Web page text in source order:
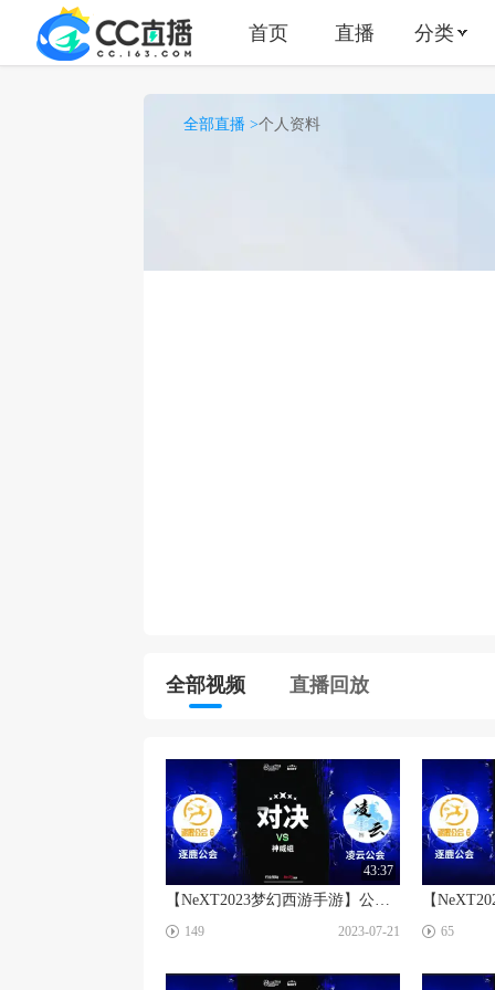
首页 直播 分类
全部直播 >个人资料
全部视频 直播回放
☑
43:37
【NeXT2023梦幻西游手游】公会精英赛 冠军赛 神威组 逐鹿公会VS凌云公会BO2
149 2023-07-21
☑
65